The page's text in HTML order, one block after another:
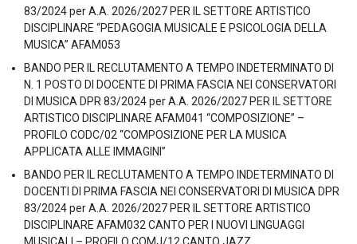
83/2024 per A.A. 2026/2027 PER IL SETTORE ARTISTICO
DISCIPLINARE “PEDAGOGIA MUSICALE E PSICOLOGIA DELLA
MUSICA” AFAM053
BANDO PER IL RECLUTAMENTO A TEMPO INDETERMINATO DI
N. 1 POSTO DI DOCENTE DI PRIMA FASCIA NEI CONSERVATORI
DI MUSICA DPR 83/2024 per A.A. 2026/2027 PER IL SETTORE
ARTISTICO DISCIPLINARE AFAM041 “COMPOSIZIONE” –
PROFILO CODC/02 “COMPOSIZIONE PER LA MUSICA
APPLICATA ALLE IMMAGINI”
BANDO PER IL RECLUTAMENTO A TEMPO INDETERMINATO DI
DOCENTI DI PRIMA FASCIA NEI CONSERVATORI DI MUSICA DPR
83/2024 per A.A. 2026/2027 PER IL SETTORE ARTISTICO
DISCIPLINARE AFAM032 CANTO PER I NUOVI LINGUAGGI